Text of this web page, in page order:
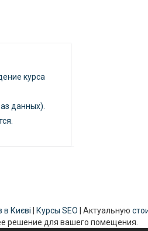
курса
данных).
в Києві Курсы SEO | Актуальную
решение для вашего помещения.